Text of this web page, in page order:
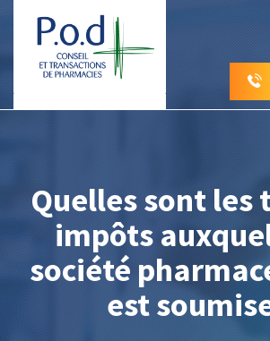
Quelles sont les
impôts
société
est